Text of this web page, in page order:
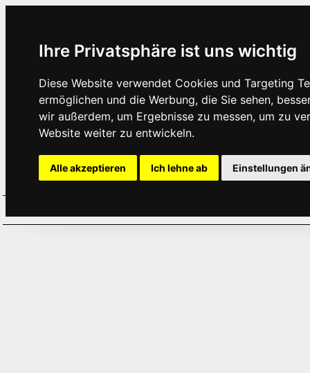
Ihre Privatsphäre ist uns wichtig
Diese Website verwendet Cookies und Targeting
ermöglichen und die Werbung, die Sie sehen,
wir außerdem, um Ergebnisse zu messen, um zu
Website weiter zu entwickeln.
Alle akzeptieren Ich lehne ab Einstellungen